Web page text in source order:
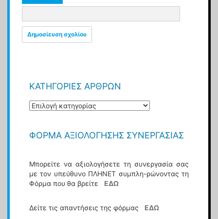
ΚΑΤΗΓΟΡΊΕΣ ΆΡΘΡΩΝ
Κατηγορίες
ΦΌΡΜΑ ΑΞΙΟΛΌΓΗΣΗΣ ΣΥΝΕΡΓΑΣΊΑΣ
Μπορείτε να αξιολογήσετε τη συνεργασία σας
με τον υπεύθυνο ΠΛΗΝΕΤ συμπλη-ρώνοντας τη
Φόρμα που θα βρείτε ΕΔΩ
Δείτε τις απαντήσεις της φόρμας ΕΔΩ